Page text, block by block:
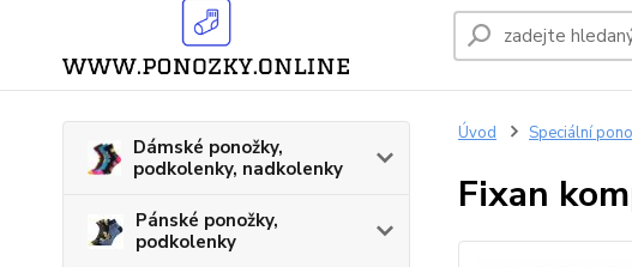
Dámské ponožky,
podkolenky, nadkolenky
Pánské ponožky,
podkolenky
Úvod Speciální
Fixan